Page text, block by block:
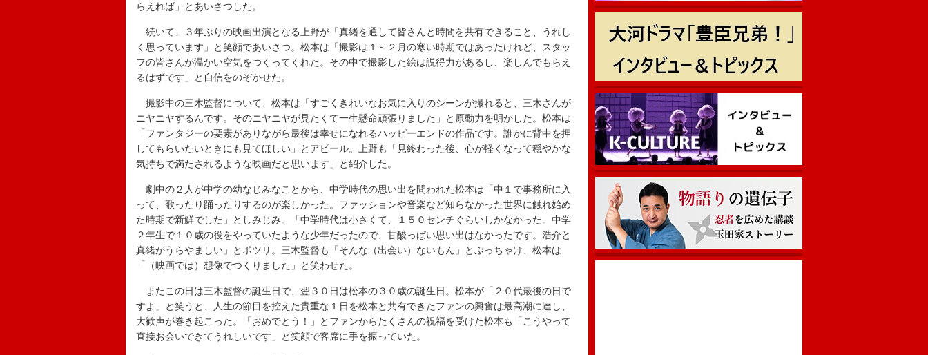
らえれば」とあいさつした。
続いて、３年ぶりの映画出演となる上野が「真緒を通して皆さんと時間を共有できること、うれし
く思っています」と笑顔であいさつ。松本は「撮影は１～２月の寒い時期ではあったけれど、スタッ
フの皆さんが温かい空気をつくってくれた。その中で撮影した絵は説得力があるし、楽しんでもらえ
るはずです」と自信をのぞかせた。
撮影中の三木監督について、松本は「すごくきれいなお気に入りのシーンが撮れると、三木さんが
ニヤニヤするんです。そのニヤニヤが見たくて一生懸命頑張りました」と原動力を明かした。松本は
「ファンタジーの要素がありながら最後は幸せになれるハッピーエンドの作品です。誰かに背中を押
してもらいたいときにも見てほしい」とアピール。上野も「見終わった後、心が軽くなって穏やかな
気持ちで満たされるような映画だと思います」と紹介した。
劇中の２人が中学の幼なじみなことから、中学時代の思い出を問われた松本は「中１で事務所に入
って、歌ったり踊ったりするのが楽しかった。ファッションや音楽など知らなかった世界に触れ始め
た時期で新鮮でした」としみじみ。「中学時代は小さくて、１５０センチぐらいしかなかった。中学
２年生で１０歳の役をやっていたような少年だったので、甘酸っぱい思い出はなかったです。浩介と
真緒がうらやましい」とポツリ。三木監督も「そんな（出会い）ないもん」とぶっちゃけ、松本は
「（映画では）想像でつくりました」と笑わせた。
またこの日は三木監督の誕生日で、翌３０日は松本の３０歳の誕生日。松本が「２０代最後の日で
すよ」と笑うと、人生の節目を控えた貴重な１日を松本と共有できたファンの興奮は最高潮に達し、
大歓声が巻き起こった。「おめでとう！」とファンからたくさんの祝福を受けた松本も「こうやって
直接お会いできてうれしいです」と笑顔で客席に手を振っていた。